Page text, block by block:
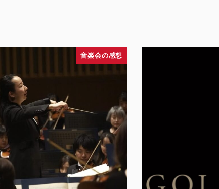
音楽会の感想